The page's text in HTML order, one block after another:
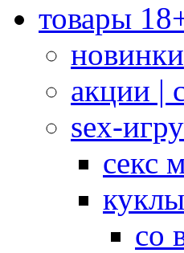
товары
новинки
акции |
sex-
секс
куклы
со